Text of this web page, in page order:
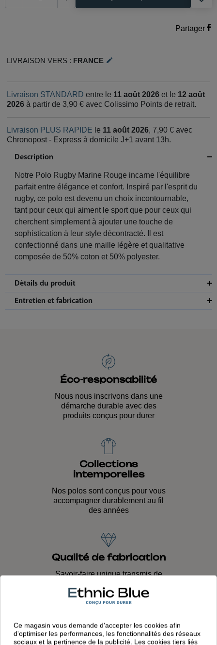
Partager
Livraison vers : France edit
Livraison STANDARD entre le 11 août 2026 et le 12 août
2026 à partir de 3,90 € avec Colissimo Points de retrait.
Livraison PLUS RAPIDE le 11 août 2026, 7,90 € avec
Chronopost - Express à domicile J+1 avant 13h.
Description
Notre Polo Rugby Marine Rouge incarne l'équilibre
parfait entre élégance et confort. Inspiré par l'esprit du
rugby, ce polo est devenu un choix incontournable,
tant pour ceux qui aiment le sport que pour ceux qui
cherchent simplement à ajouter une touche de
sophistication à leur style décontracté. Il est
confectionné dans une maille légère et qualitative
composée de 50% coton et 50% polyester.
Détails du produit
Entretien et fabrication
Éco-responsabilité
Nous nous inscrivons dans une
démarche durable avec des
produits conçus pour durer
Collections
intemporelles
Nos polos sont conçus pour vous
accompagner durablement au fil
des années
Qualité de fabrication
Savoir-faire unique transmis de
durable
Ce magasin vous demande d'accepter les cookies afin
d'optimiser les performances, les fonctionnalités des réseaux
sociaux et la pertinence de la publicité. Les cookies tiers liés